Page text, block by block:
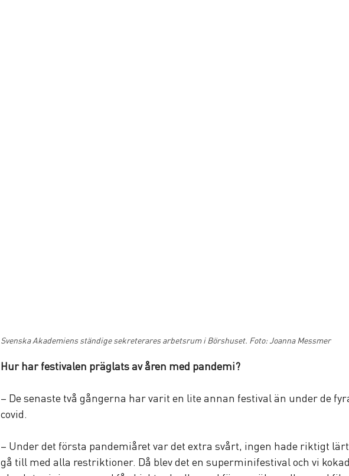
Svenska Akademiens ständige sekreterares arbetsrum i Börshuset. Foto: Joanna Messmer
Hur har festivalen präglats av åren med pandemi?
– De senaste två gångerna har varit en lite annan festival än under de
covid.
– Under det första pandemiåret var det extra svårt, ingen hade riktigt
gå till med alla restriktioner. Då blev det en superminifestival och vi